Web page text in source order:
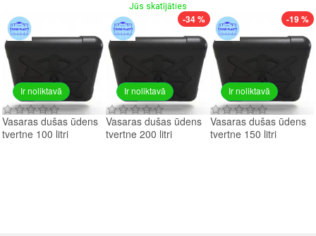
Jūs skatījāties
Ir noliktavā
Vasaras dušas ūdens
tvertne 100 litri
Ir noliktavā
-34 %
Vasaras dušas ūdens
tvertne 200 litri
Ir noliktavā
-19 %
Vasaras dušas ūdens
tvertne 150 litri